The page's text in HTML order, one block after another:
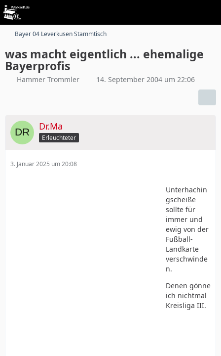
Bayer 04 Leverkusen Stammtisch
was macht eigentlich ... ehemalige
Bayerprofis
Hammer Trommler 14. September 2004 um 22:06
Dr.Ma
Erleuchteter
3. Januar 2025 um 20:08
Unterhachin
gscheiße
sollte für
immer und
ewig von der
Fußball-
Landkarte
verschwinde
n.
Denen gönne
ich nichtmal
Kreisliga III.